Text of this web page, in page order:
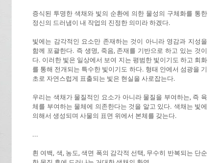
증식된 투명한 색채와 빛의 순환에 의한 물성의 구체화를 통한
정신의 드러냄이 내 작업의 진정한 의미라 하겠다.
빛에는 감각적인 요소만 존재하는 것이 아니라 영감과 지성을
함께 포괄한다. 즉 생명, 죽음, 존재를 기반으로 하고 있는 것이
다. 이러한 빛은 일상에서 보여 지는 평범한 빛이기도 하고 회화
를 통해 전개되는 특수한 빛이기도 하다. 형태 안에서 섬광을 기
초로 자연스럽게 표출되는 빛은 현실을 사로잡는다.
우리는 색채가 물질적인 요소가 아니라 물질을 부여하는, 즉 육
체를 부여하는 물체에 의존한다는 것을 알고 있다. 색채는 빛에
의해서 생성되며 사물의 표면 위에서 본체를 갖는다.
...
흰 여백, 색, 농도, 색면 폭의 감각적 선택, 무수히 반복되는 단순